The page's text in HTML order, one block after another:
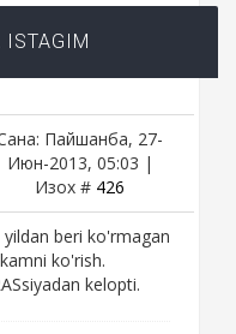
ISTAGIM
Пайшанба, 27-
Июн-2013, 05:03 |
Изох # 426
yildan beri ko'rmagan
ko'rish.
kelopti.